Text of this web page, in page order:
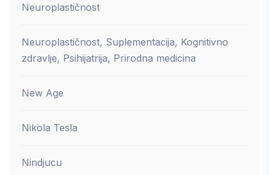
Neuroplastičnost
Neuroplastičnost, Suplementacija, Kognitivno
zdravlje, Psihijatrija, Prirodna medicina
New Age
Nikola Tesla
Nindjucu